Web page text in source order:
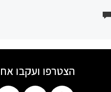
הצטרפו ועקבו